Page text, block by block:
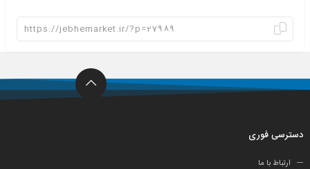
دسترسی فوری
ارتباط با ما